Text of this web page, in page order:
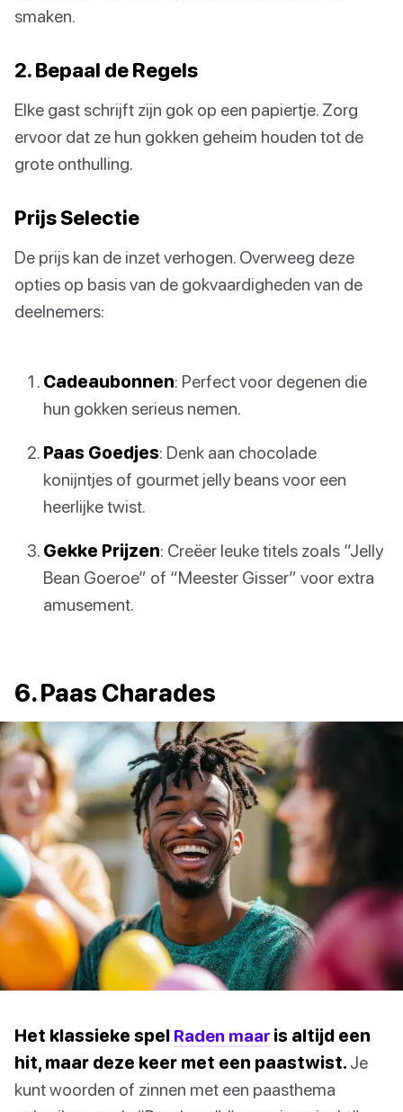
smaken.
2. Bepaal de Regels
Elke gast schrijft zijn gok op een papiertje. Zorg
ervoor dat ze hun gokken geheim houden tot de
grote onthulling.
Prijs Selectie
De prijs kan de inzet verhogen. Overweeg deze
opties op basis van de gokvaardigheden van de
deelnemers:
Cadeaubonnen: Perfect voor degenen die
hun gokken serieus nemen.
Paas Goedjes: Denk aan chocolade
konijntjes of gourmet jelly beans voor een
heerlijke twist.
Gekke Prijzen: Creëer leuke titels zoals “Jelly
Bean Goeroe” of “Meester Gisser” voor extra
amusement.
6. Paas Charades
Het klassieke spel Raden maar is altijd een
hit, maar deze keer met een paastwist. Je
kunt woorden of zinnen met een paasthema